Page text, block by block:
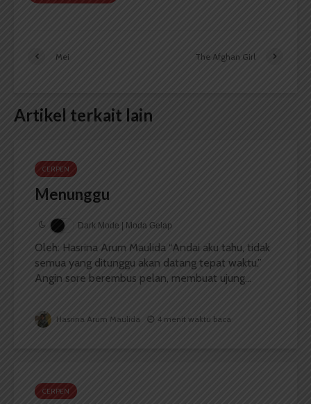
Mei The Afghan Girl
Artikel terkait lain
CERPEN
Menunggu
Dark Mode | Moda Gelap
Oleh: Hasrina Arum Maulida “Andai aku tahu, tidak
semua yang ditunggu akan datang tepat waktu.”
Angin sore berembus pelan, membuat ujung...
Hasrina Arum Maulida 4 menit waktu baca
CERPEN